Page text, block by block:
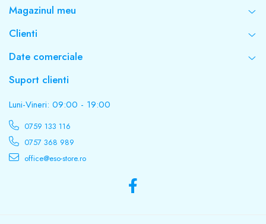
Magazinul meu
Clienti
Date comerciale
Suport clienti
Luni-Vineri: 09:00 - 19:00
0759 133 116
0757 368 989
office@eso-store.ro